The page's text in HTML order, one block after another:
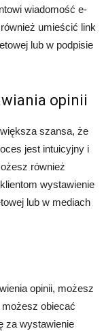
wiadomość e-
umieścić link
lub w podpisie
opinii
szansa, że
jest intuicyjny i
również
wystawienie
lub w mediach
opinii, możesz
obiecać
za wystawienie